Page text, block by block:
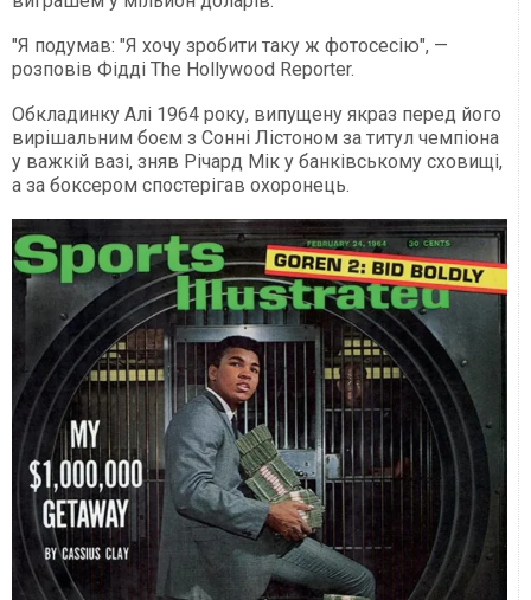
"Я подумав: "Я хочу зробити таку ж фотосесію", —
розповів Фідді The Hollywood Reporter.
Обкладинку Алі 1964 року, випущену якраз перед його
вирішальним боєм з Сонні Лістоном за титул чемпіона
у важкій вазі, зняв Річард Мік у банківському сховищі,
а за боксером спостерігав охоронець.